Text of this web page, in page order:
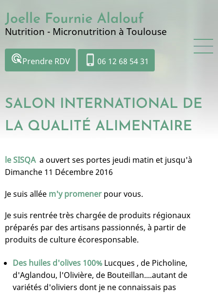
contenu
Joelle Fournie Alalouf
Nutrition - Micronutrition à Toulouse
ads_clickPrendre RDV phone_iphone 06 12 68 54 31
SALON INTERNATIONAL DE
LA QUALITÉ ALIMENTAIRE
le SISQA a ouvert ses portes jeudi matin et jusqu'à
Dimanche 11 Décembre 2016
Je suis allée m'y promener pour vous.
Je suis rentrée très chargée de produits régionaux
préparés par des artisans passionnés, à partir de
produits de culture écoresponsable.
Des huiles d'olives 100% Lucques , de Picholine,
d'Aglandou, l'Olivière, de Bouteillan....autant de
variétés d'oliviers dont je ne connaissais pas